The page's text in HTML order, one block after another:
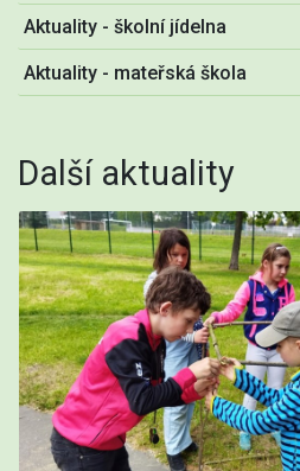
Aktuality - školní jídelna
Aktuality - mateřská škola
Další aktuality